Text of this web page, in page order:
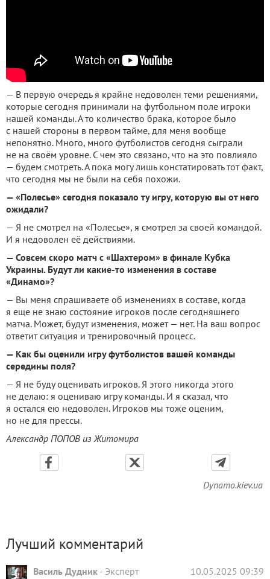
— В первую очередь я крайне недоволен теми решениями,
которые сегодня принимали на футбольном поле игроки
нашей команды. А то количество брака, которое было
с нашей стороны в первом тайме, для меня вообще
непонятно. Много, много футболистов сегодня сыграли
не на своём уровне. С чем это связано, что на это повлияло
— будем смотреть. А пока могу лишь констатировать тот факт,
что сегодня мы не были на себя похожи.
— «Полесье» сегодня показало ту игру, которую вы от него
ожидали?
— Я не смотрел на «Полесье», я смотрел за своей командой.
И я недоволен её действиями.
— Совсем скоро матч с «Шахтером» в финале Кубка
Украины. Будут ли какие-то изменения в составе
«Динамо»?
— Вы меня спрашиваете об изменениях в составе, когда
я еще не знаю состояние игроков после сегодняшнего
матча. Может, будут изменения, может — нет. На ваш вопрос
ответит ситуация и тренировочный процесс.
— Как бы оценили игру футболистов вашей команды
середины поля?
— Я не буду оценивать игроков. Я этого никогда этого
не делаю: я оцениваю игру команды. И я сказал, что
я остался ею недоволен. Игроков мы тоже оценим,
но не для прессы.
Александр ПОПОВ из Житомира
Dynamo.kiev.ua
Лучший комментарий
Василь Дудник - Эксперт
10.05.2025 09:39